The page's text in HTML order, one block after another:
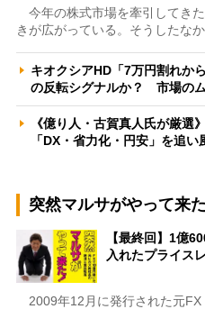
今年の株式市場を牽引してき
きが広がっている。そうしたな
キオクシアHD「7万円割れか
の反転シグナルか？ 市場の
《億り人・古賀真人氏が厳選
「DX・省力化・円安」を追
突然マルサがやって来た
【最終回】1億
入れたプライス
2009年12月に発行された元FX